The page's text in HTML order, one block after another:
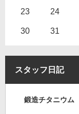
23 24
30 31
スタッフ日記
鍛造チタニウム